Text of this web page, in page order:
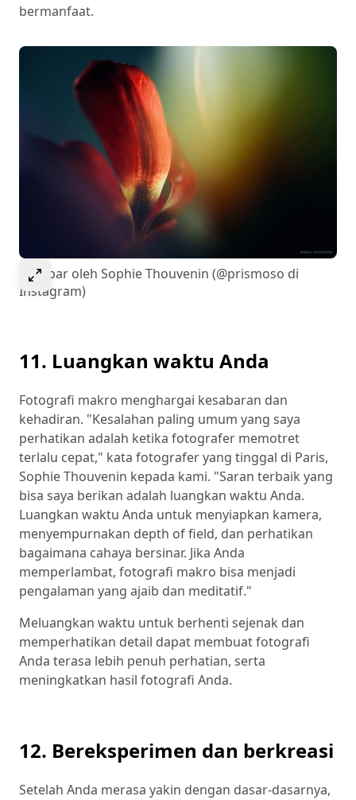
bermanfaat.
Select to expand image
Gambar oleh Sophie Thouvenin (@prismoso di
Instagram)
11. Luangkan waktu Anda
Fotografi makro menghargai kesabaran dan
kehadiran. "Kesalahan paling umum yang saya
perhatikan adalah ketika fotografer memotret
terlalu cepat," kata fotografer yang tinggal di Paris,
Sophie Thouvenin kepada kami. "Saran terbaik yang
bisa saya berikan adalah luangkan waktu Anda.
Luangkan waktu Anda untuk menyiapkan kamera,
menyempurnakan depth of field, dan perhatikan
bagaimana cahaya bersinar. Jika Anda
memperlambat, fotografi makro bisa menjadi
pengalaman yang ajaib dan meditatif."
Meluangkan waktu untuk berhenti sejenak dan
memperhatikan detail dapat membuat fotografi
Anda terasa lebih penuh perhatian, serta
meningkatkan hasil fotografi Anda.
12. Bereksperimen dan berkreasi
Setelah Anda merasa yakin dengan dasar-dasarnya,